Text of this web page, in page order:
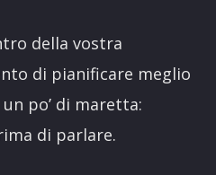
della vostra
di pianificare meglio
un po’ di maretta:
di parlare.